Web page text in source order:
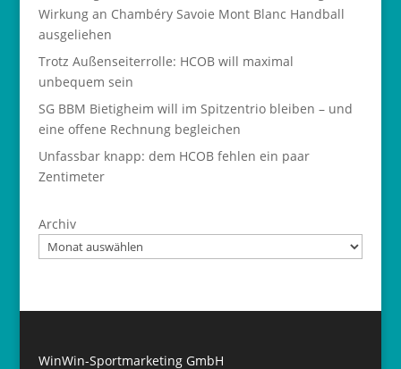
Wirkung an Chambéry Savoie Mont Blanc Handball
ausgeliehen
Trotz Außenseiterrolle: HCOB will maximal
unbequem sein
SG BBM Bietigheim will im Spitzentrio bleiben – und
eine offene Rechnung begleichen
Unfassbar knapp: dem HCOB fehlen ein paar
Zentimeter
Archiv
WinWin-Sportmarketing GmbH